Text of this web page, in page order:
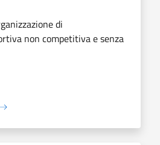
di
non competitiva e senza